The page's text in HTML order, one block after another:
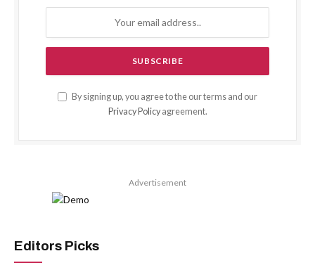
By signing up, you agree to the our terms and our
Privacy Policyagreement.
Advertisement
Editors Picks